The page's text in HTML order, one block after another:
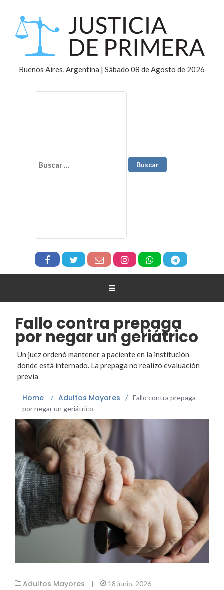
Buenos Aires, Argentina | Sábado 08 de Agosto de 2026
Fallo contra prepaga
por negar un geriátrico
Un juez ordenó mantener a paciente en la institución
donde está internado. La prepaga no realizó evaluación
previa
Home / Adultos Mayores / Fallo contra prepaga
por negar un geriátrico
Adultos Mayores | 18 junio, 2026